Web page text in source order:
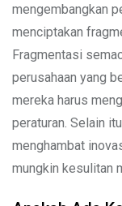
mengembangkan
menciptakan
Fragmentasi
perusahaan yang
mereka harus
peraturan. Selain
menghambat
mungkin kesulitan